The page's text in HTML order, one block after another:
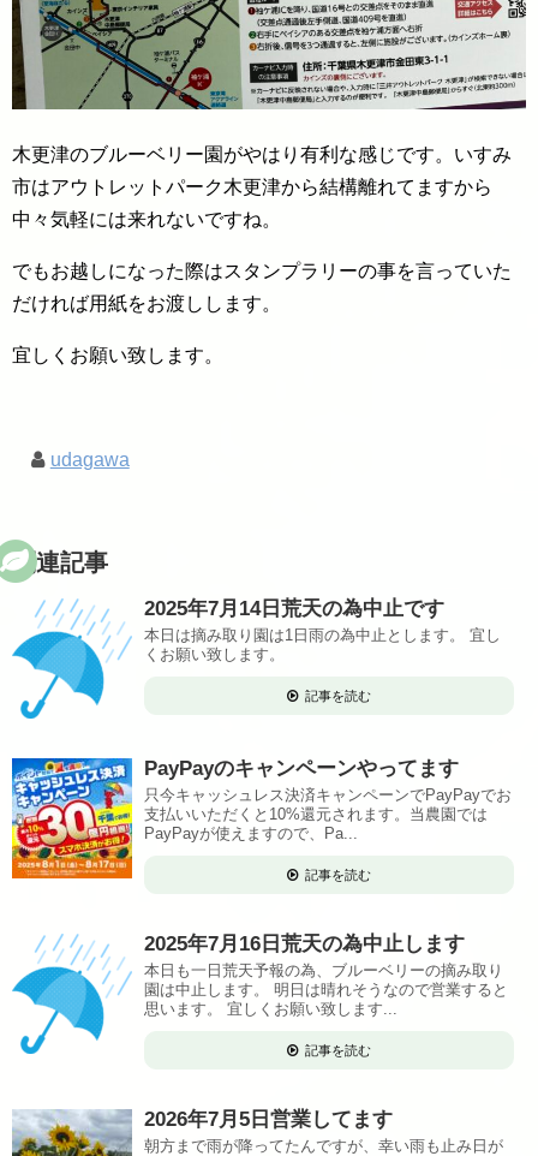
木更津のブルーベリー園がやはり有利な感じです。いすみ
市はアウトレットパーク木更津から結構離れてますから
中々気軽には来れないですね。
でもお越しになった際はスタンプラリーの事を言っていた
だければ用紙をお渡しします。
宜しくお願い致します。
udagawa
関連記事
2025年7月14日荒天の為中止です
本日は摘み取り園は1日雨の為中止とします。 宜し
くお願い致します。
記事を読む
PayPayのキャンペーンやってます
只今キャッシュレス決済キャンペーンでPayPayでお
支払いいただくと10%還元されます。当農園では
PayPayが使えますので、Pa...
記事を読む
2025年7月16日荒天の為中止します
本日も一日荒天予報の為、ブルーベリーの摘み取り
園は中止します。 明日は晴れそうなので営業すると
思います。 宜しくお願い致します...
記事を読む
2026年7月5日営業してます
朝方まで雨が降ってたんですが、幸い雨も止み日が